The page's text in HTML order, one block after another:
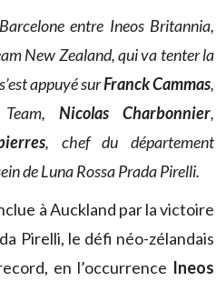
entre Ineos Britannia,
New Zealand, qui va tenter la
s’est appuyé surFranck Cammas,
Team,Nicolas Charbonnier,
, chef du département
de Luna Rossa Prada Pirelli.
à Auckland par la victoire
Pirelli, le défi néo-zélandais
en l’occurrence Ineos